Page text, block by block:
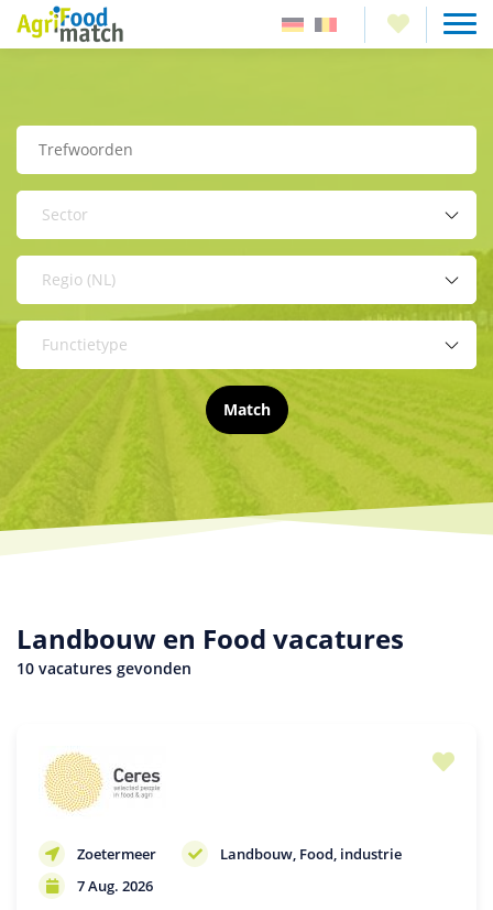
Sector
Regio (NL)
Functietype
Landbouw en Food vacatures
10 vacatures gevonden
Zoetermeer Landbouw Food, industrie
7 Aug. 2026